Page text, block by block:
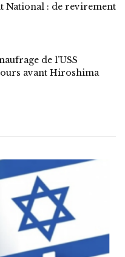
National : de revirement
de l’USS
avant Hiroshima